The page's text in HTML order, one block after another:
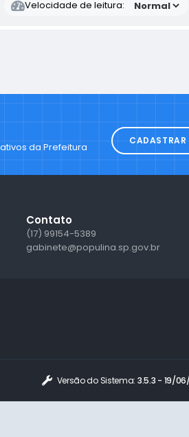
Velocidade de leitura:
da Prefeitura
CADASTRAR
Contato
(17) 99154-5389
gabinete@populina.sp.gov.br
Versão do Sistema: 3.5.3 - 19/